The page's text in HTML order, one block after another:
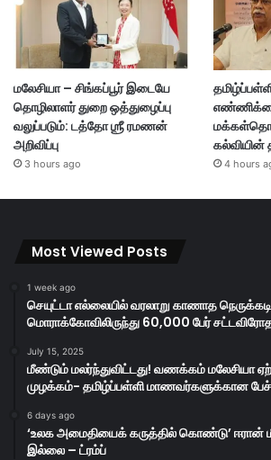
மலேசியா – சிங்கப்பூர் இடையே
தொழிலாளர் துறை ஒத்துழைப்பு
வலுப்படும்: டத்தோ ஶ்ரீ ரமணன்
அறிவிப்பு
3 hours ago
கல்வியின்
4 hours
Most Viewed Posts
1 week ago
செயுட்டா எல்லையில் வரலாறு காணாத
மொராக்கோவிலிருந்து 60,000 பேர் சட்டவிரோத
July 15, 2025
மீண்டும் மலர்ந்துவிட்டது! வணக்கம் மலேசியா
முழக்கம்- தமிழ்ப்பள்ளி மாணவர்களுக்கான
6 days ago
‘உலக அமைதியைக் கருத்தில் கொண்டு’ ஈரான்
இல்லை – ட்ரம்ப்